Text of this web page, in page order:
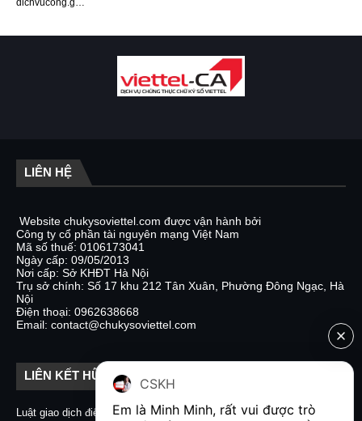
dichvucong.g…
LIÊN HỆ
Website chukysoviettel.com được vận hành bởi
Công ty cổ phần tài nguyên mạng Việt Nam
Mã số thuế: 0106173041
Ngày cấp: 09/05/2013
Nơi cấp: Sở KHĐT Hà Nội
Trụ sở chính: Số 17 khu 212 Tân Xuân, Phường Đông Ngạc, Hà
Nội
Điện thoại: 0962638668
Email: contact@chukysoviettel.com
LIÊN KẾT HỮU ÍCH
Luật giao dịch điện tử Nghị định 130/2018/NĐ-CP
CSKH
Em là Minh Minh, rất vui được trò